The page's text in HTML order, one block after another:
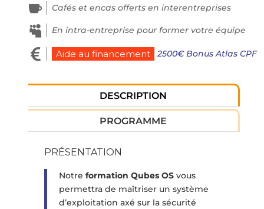
 Cafés et encas offerts en interentreprises
 En intra-entreprise pour former votre équipe
 Aide au financement 2500€ Bonus Atlas CPF
DESCRIPTION
PROGRAMME
PRÉSENTATION
Notre formation Qubes OSvous
permettra de maîtriser un système
d’exploitation axé sur la sécurité